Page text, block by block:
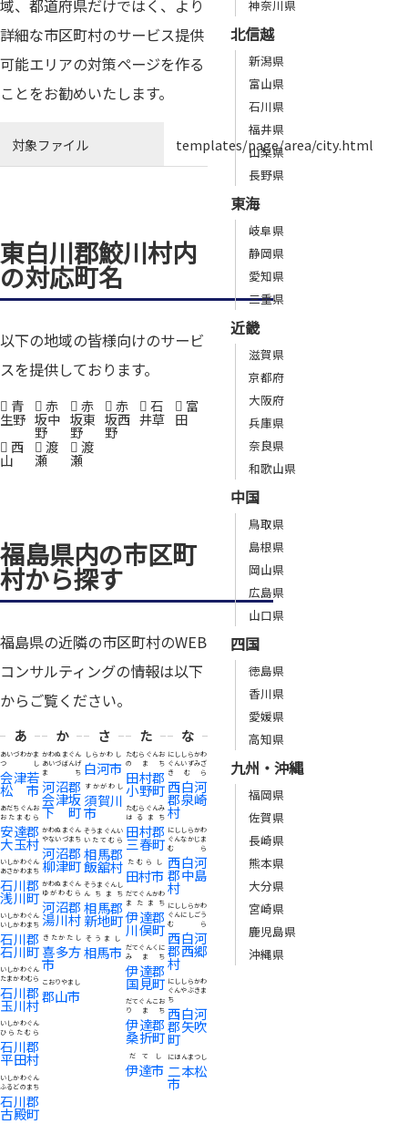
域、都道府県だけではく、より
詳細な市区町村のサービス提供
可能エリアの対策ページを作る
ことをお勧めいたします。
対象ファイル templates/page/area/city.html
東白川郡鮫川村内
の対応町名
以下の地域の皆様向けのサービ
スを提供しております。
青
生野
赤
坂中
野
赤
坂東
野
赤
坂西
野
石
井草
富
田
西
山
渡
瀬
渡
瀬
福島県内の市区町
村から探す
福島県の近隣の市区町村のWEB
コンサルティングの情報は以下
からご覧ください。
あ
会津若
松市
あいづわかま
つし
安達郡
大玉村
あだちぐんお
おたまむら
石川郡
浅川町
いしかわぐん
あさかわまち
石川郡
石川町
いしかわぐん
いしかわまち
石川郡
玉川村
いしかわぐん
たまかわむら
石川郡
平田村
いしかわぐん
ひらたむら
石川郡
古殿町
いしかわぐん
ふるどのまち
か
河沼郡
会津坂
下町
かわぬまぐん
あいづばんげ
まち
河沼郡
柳津町
かわぬまぐん
やないづまち
河沼郡
湯川村
かわぬまぐん
ゆがわむら
喜多方
市
きたかたし
郡山市
こおりやまし
さ
白河市
しらかわし
須賀川
市
すかがわし
相馬郡
飯舘村
そうまぐんい
いたてむら
相馬郡
新地町
そうまぐんし
んちまち
相馬市
そうまし
た
田村郡
小野町
たむらぐんお
のまち
田村郡
三春町
たむらぐんみ
はるまち
田村市
たむらし
伊達郡
川俣町
だてぐんかわ
またまち
伊達郡
国見町
だてぐんくに
みまち
伊達郡
桑折町
だてぐんこお
りまち
伊達市
だてし
な
西白河
郡泉崎
村
にししらかわ
ぐんいずみざ
きむら
西白河
郡中島
村
にししらかわ
ぐんなかじま
むら
西白河
郡西郷
村
にししらかわ
ぐんにしごう
むら
西白河
郡矢吹
町
にししらかわ
ぐんやぶきま
ち
二本松
市
にほんまつし
神奈川県
北信越
新潟県
富山県
石川県
福井県
山梨県
長野県
東海
岐阜県
静岡県
愛知県
三重県
近畿
滋賀県
京都府
大阪府
兵庫県
奈良県
和歌山県
中国
鳥取県
島根県
岡山県
広島県
山口県
四国
徳島県
香川県
愛媛県
高知県
九州・沖縄
福岡県
佐賀県
長崎県
熊本県
大分県
宮崎県
鹿児島県
沖縄県